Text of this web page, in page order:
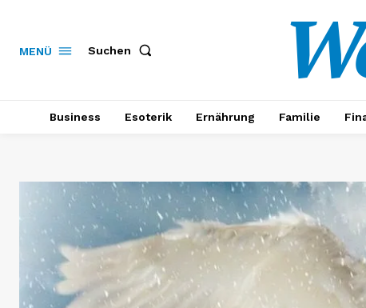
MENÜ Suchen
Business Esoterik Ernährung Familie